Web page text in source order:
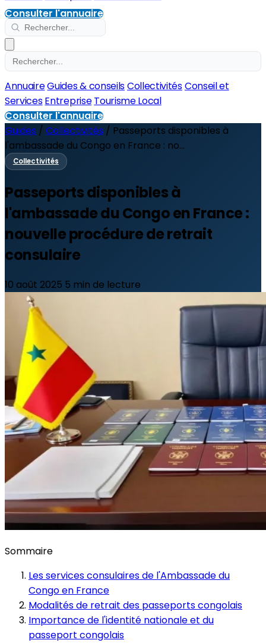
Consulter l'annuaire
AnnuaireGuides & conseilsCollectivitésConseil et
ServicesEntreprise Tourisme Local
Consulter l'annuaire
Guides / Collectivités / Passeports disponibles à
l'ambassade du Congo en France : no...
Collectivités
Passeports disponibles à
l'ambassade du Congo en France :
nouvelle procédure de retrait
consulaire
10 août 2025 5 min de lecture
Sommaire
Les services consulaires de l'Ambassade du
Congo en France
Modalités de retrait des passeports congolais
Importance de l'identité nationale et du
passeport congolais